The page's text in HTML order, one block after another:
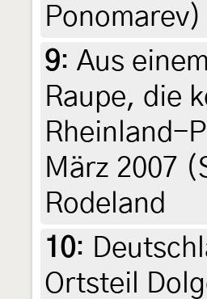
Ponomarev)
9: Aus
Raupe, die
Rheinland-
März 2007
Rodeland
10:
Ortsteil